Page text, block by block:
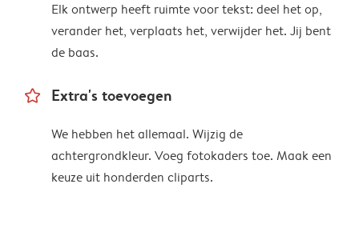
Elk ontwerp heeft ruimte voor tekst: deel het op,
verander het, verplaats het, verwijder het. Jij bent
de baas.
star_outline Extra's toevoegen
We hebben het allemaal. Wijzig de
achtergrondkleur. Voeg fotokaders toe. Maak een
keuze uit honderden cliparts.